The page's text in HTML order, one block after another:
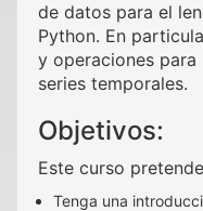
de datos para el
Python. En
y operaciones para
series temporales.
Objetivos:
Este curso
Tenga una